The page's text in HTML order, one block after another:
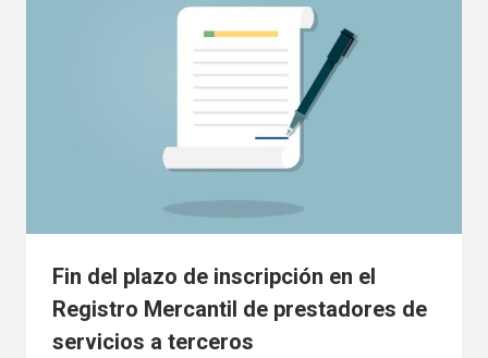
Fin del plazo de inscripción en el
Registro Mercantil de prestadores de
servicios a terceros